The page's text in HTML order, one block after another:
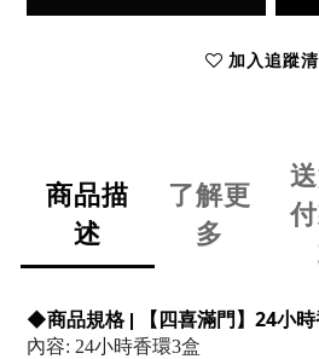
加入追蹤
商品描
述
了解更
多
◆商品規格 | 【四喜滿門】24小
內容: 24小時香環3盒